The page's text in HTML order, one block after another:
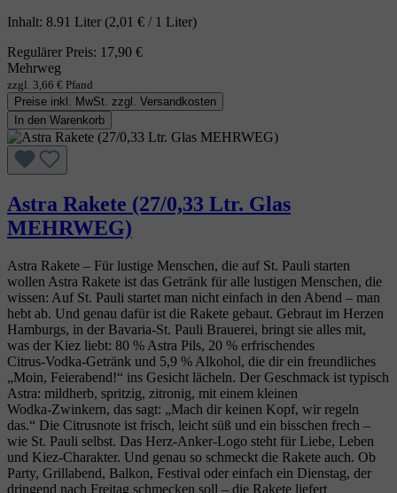
Inhalt: 8.91 Liter (2,01 € / 1 Liter)
Regulärer Preis: 17,90 €
Mehrweg
zzgl. 3,66 € Pfand
Preise inkl. MwSt. zzgl. Versandkosten
In den Warenkorb
Astra Rakete (27/0,33 Ltr. Glas
MEHRWEG)
Astra Rakete – Für lustige Menschen, die auf St. Pauli starten
wollen Astra Rakete ist das Getränk für alle lustigen Menschen, die
wissen: Auf St. Pauli startet man nicht einfach in den Abend – man
hebt ab. Und genau dafür ist die Rakete gebaut. Gebraut im Herzen
Hamburgs, in der Bavaria‑St. Pauli Brauerei, bringt sie alles mit,
was der Kiez liebt: 80 % Astra Pils, 20 % erfrischendes
Citrus‑Vodka‑Getränk und 5,9 % Alkohol, die dir ein freundliches
„Moin, Feierabend!“ ins Gesicht lächeln. Der Geschmack ist typisch
Astra: mildherb, spritzig, zitronig, mit einem kleinen
Wodka‑Zwinkern, das sagt: „Mach dir keinen Kopf, wir regeln
das.“ Die Citrusnote ist frisch, leicht süß und ein bisschen frech –
wie St. Pauli selbst. Das Herz‑Anker‑Logo steht für Liebe, Leben
und Kiez‑Charakter. Und genau so schmeckt die Rakete auch. Ob
Party, Grillabend, Balkon, Festival oder einfach ein Dienstag, der
dringend nach Freitag schmecken soll – die Rakete liefert